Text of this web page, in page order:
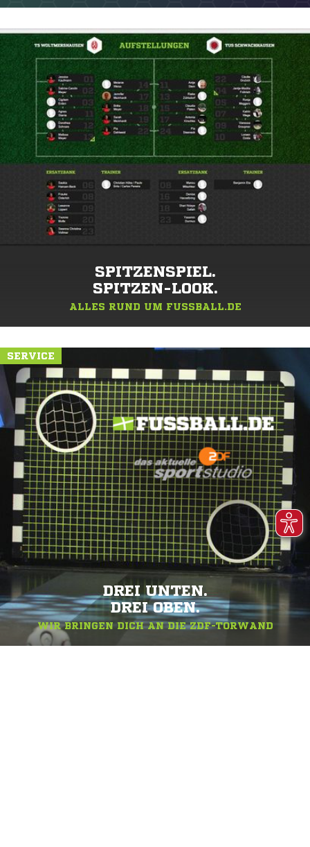
SPITZENSPIEL.
SPITZEN-LOOK.
ALLES RUND UM FUSSBALL.DE
SERVICE
DREI UNTEN.
DREI OBEN.
WIR BRINGEN DICH AN DIE ZDF-TORWAND